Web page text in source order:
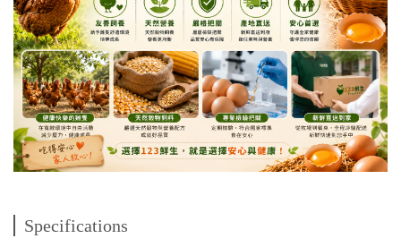
Specifications